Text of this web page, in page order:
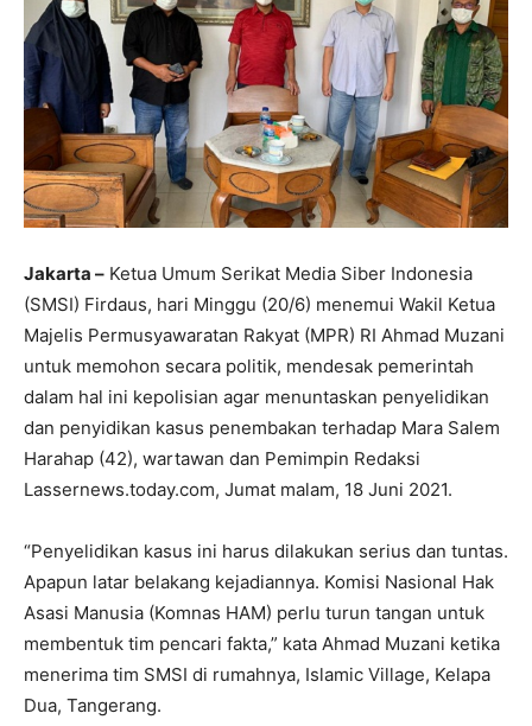
Jakarta – Ketua Umum Serikat Media Siber Indonesia
(SMSI) Firdaus, hari Minggu (20/6) menemui Wakil Ketua
Majelis Permusyawaratan Rakyat (MPR) RI Ahmad Muzani
untuk memohon secara politik, mendesak pemerintah
dalam hal ini kepolisian agar menuntaskan penyelidikan
dan penyidikan kasus penembakan terhadap Mara Salem
Harahap (42), wartawan dan Pemimpin Redaksi
Lassernews.today.com, Jumat malam, 18 Juni 2021.
“Penyelidikan kasus ini harus dilakukan serius dan tuntas.
Apapun latar belakang kejadiannya. Komisi Nasional Hak
Asasi Manusia (Komnas HAM) perlu turun tangan untuk
membentuk tim pencari fakta,” kata Ahmad Muzani ketika
menerima tim SMSI di rumahnya, Islamic Village, Kelapa
Dua, Tangerang.